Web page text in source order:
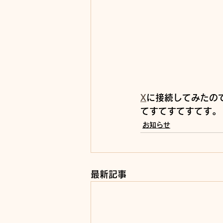
Xに接続してみたの
てすてすてすてす。
お知らせ
最新記事